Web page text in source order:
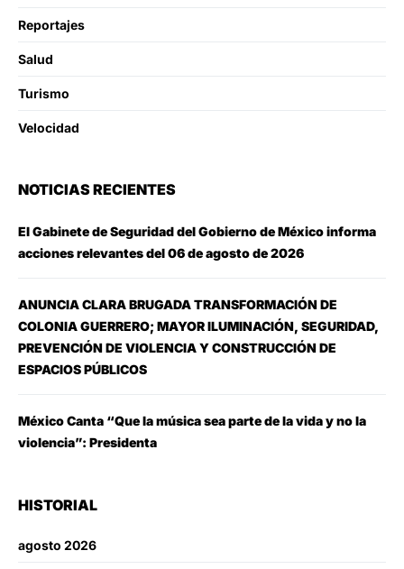
Reportajes
Salud
Turismo
Velocidad
NOTICIAS RECIENTES
El Gabinete de Seguridad del Gobierno de México informa
acciones relevantes del 06 de agosto de 2026
ANUNCIA CLARA BRUGADA TRANSFORMACIÓN DE
COLONIA GUERRERO; MAYOR ILUMINACIÓN, SEGURIDAD,
PREVENCIÓN DE VIOLENCIA Y CONSTRUCCIÓN DE
ESPACIOS PÚBLICOS
México Canta “Que la música sea parte de la vida y no la
violencia”: Presidenta
HISTORIAL
agosto 2026